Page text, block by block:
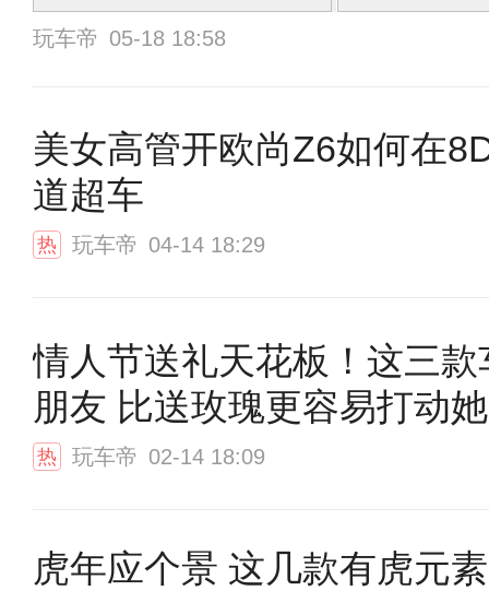
玩车帝 05-18 18:58
美女高管开欧尚Z6如何在
道超车
热 玩车帝 04-14 18:29
情人节送礼天花板！这三款
朋友 比送玫瑰更容易打动她
热 玩车帝 02-14 18:09
虎年应个景 这几款有虎元